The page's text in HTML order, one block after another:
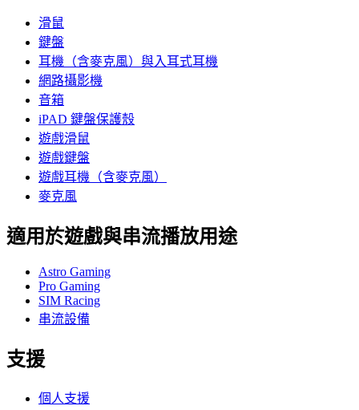
滑鼠
鍵盤
耳機（含麥克風）與入耳式耳機
網路攝影機
音箱
iPAD 鍵盤保護殼
遊戲滑鼠
遊戲鍵盤
遊戲耳機（含麥克風）
麥克風
適用於遊戲與串流播放用途
Astro Gaming
Pro Gaming
SIM Racing
串流設備
支援
個人支援